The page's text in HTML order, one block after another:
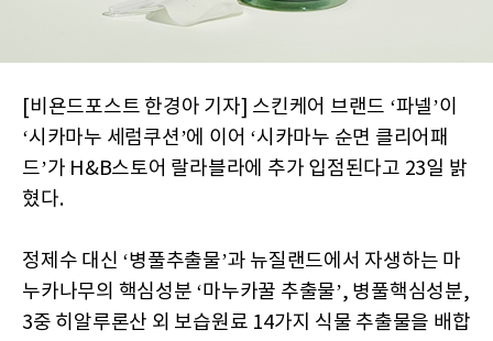
[비욘드포스트 한경아 기자] 스킨케어 브랜드 ‘파넬’이
‘시카마누 세럼쿠션’에 이어 ‘시카마누 순면 클리어패
드’가 H&B스토어 랄라블라에 추가 입점된다고 23일 밝
혔다.
정제수 대신 ‘병풀추출물’과 뉴질랜드에서 자생하는 마
누카나무의 핵심성분 ‘마누카꿀 추출물’, 병풀핵심성분,
3중 히알루론산 외 보습원료 14가지 식물 추출물을 배합